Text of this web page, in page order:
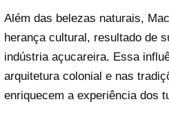
Além das belezas naturais,
herança cultural, resultado de
indústria açucareira. Essa
arquitetura colonial e nas
enriquecem a experiência dos